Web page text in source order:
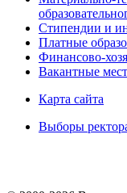
Стипендии и
Платные
Финансово-
Вакантные
Карта сайта
Выборы